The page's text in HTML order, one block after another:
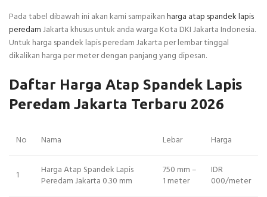
Pada tabel dibawah ini akan kami sampaikanharga atap spandek lapis
peredamJakarta khusus untuk anda warga Kota DKI Jakarta Indonesia.
Untuk harga spandek lapis peredam Jakarta per lembar tinggal
dikalikan harga per meter dengan panjang yang dipesan.
Daftar Harga Atap Spandek Lapis
Peredam Jakarta Terbaru 2026
No Nama Lebar Harga
1
Harga Atap Spandek Lapis
Peredam Jakarta 0.30 mm
750 mm –
1 meter
IDR
000/meter